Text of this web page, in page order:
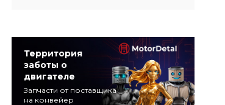
Территория
заботы о
двигателе
Запчасти от поставщика
на конвейер